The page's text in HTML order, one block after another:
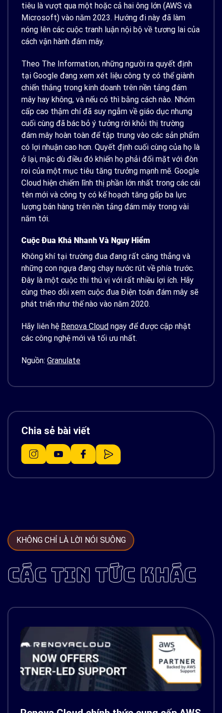
tiêu là vượt qua một hoặc cả hai ông lớn (AWS và
Microsoft) vào năm 2023. Hướng đi này đã làm
nóng lên các cuộc tranh luận nội bộ về tương lai của
cách vận hành đám mây.
Theo The Information, những người ra quyết định
tại Google đang xem xét liệu công ty có thể giành
chiến thắng trong kinh doanh trên nền tảng đám
mây hay không, và nếu có thì bằng cách nào. Nhóm
cấp cao thậm chí đã suy ngẫm về giáo dục nhưng
cuối cùng đã bác bỏ ý tưởng rời khỏi thị trường
đám mây hoàn toàn để tập trung vào các sản phẩm
có lợi nhuận cao hơn. Quyết định cuối cùng của họ là
ở lại, mặc dù điều đó khiến họ phải đối mặt với đòn
roi của một mục tiêu tăng trưởng mạnh mẽ. Google
Cloud hiện chiếm lĩnh thị phần lớn nhất trong các cái
tên mới và công ty có kế hoạch tăng gấp ba lực
lượng bán hàng trên nền tảng đám mây trong vài
năm tới.
Cuộc Đua Khá Nhanh Và Nguy Hiểm
Không khí tại trường đua đang rất căng thẳng và
những con ngựa đang chạy nước rút về phía trước.
Đây là một cuộc thi thú vị với rất nhiều lợi ích. Hãy
cùng theo dõi xem cuộc đua Điện toán đám mây sẽ
phát triển như thế nào vào năm 2020.
Hãy liên hệ Renova Cloud ngay để được cập nhật
các công nghệ mới và tối ưu nhất.
Nguồn: Granulate
Chia sẻ bài viết
KHÔNG CHỈ LÀ LỜI NÓI SUÔNG
CÁC TIN TỨC KHÁC